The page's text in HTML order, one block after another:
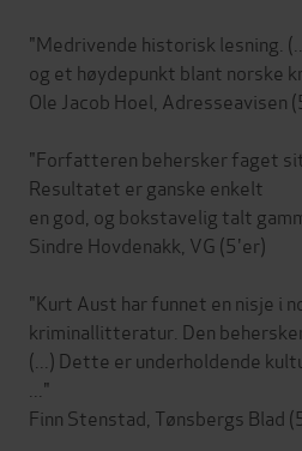
"Medrivende historisk lesning.
og et høydepunkt blant norske
Ole Jacob Hoel, Adresseavisen
"Forfatteren behersker faget
Resultatet er ganske enkelt
en god, og bokstavelig talt
Sindre Hovdenakk, VG (5'er)
"Kurt Aust har funnet en nisje i
kriminallitteratur. Den
(...) Dette er underholdende
..."
Finn Stenstad, Tønsbergs Blad